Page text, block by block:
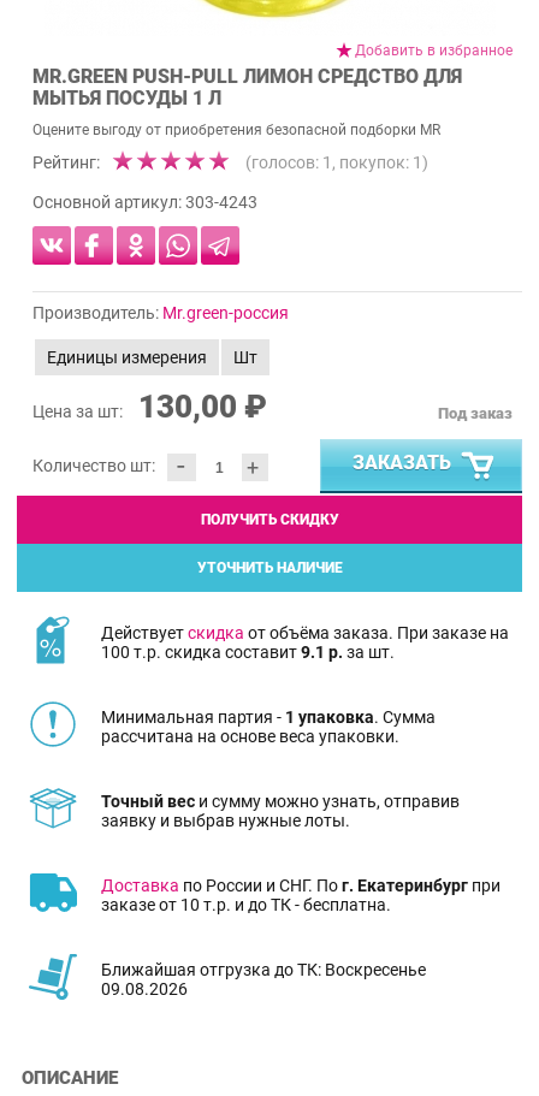
Добавить в избранное
MR.GREEN PUSH-PULL ЛИМОН СРЕДСТВО ДЛЯ
МЫТЬЯ ПОСУДЫ 1 Л
Оцените выгоду от приобретения безопасной подборки MR
Рейтинг: (голосов: 1 , покупок: 1)
Основной артикул:303-4243
Производитель: Mr.green-россия
Единицы измерения Шт
Цена за шт: 130,00 ₽
Количество шт: - +
Под заказ
ЗАКАЗАТЬ
ПОЛУЧИТЬ СКИДКУ
УТОЧНИТЬ НАЛИЧИЕ
Действуетскидка от объёма заказа. При заказе на
100 т.р. скидка составит9.1 р. за шт.
Минимальная партия - 1 упаковка. Сумма
рассчитана на основе веса упаковки.
Точный вес и сумму можно узнать, отправив
заявку и выбрав нужные лоты.
Доставка по России и СНГ. Пог. Екатеринбург при
заказе от 10 т.р. и до ТК - бесплатна.
Ближайшая отгрузка до ТК: Воскресенье
09.08.2026
ОПИСАНИЕ